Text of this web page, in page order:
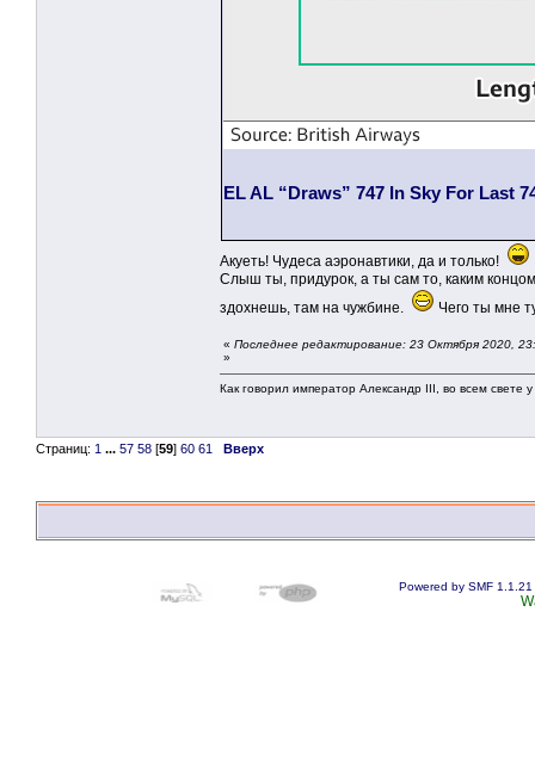
EL AL “Draws” 747 In Sky For Last
Акуеть! Чудеса аэронавтики, да и только!
Слыш ты, придурок, а ты сам то, каким
здохнешь, там на чужбине.
Чего ты мне
« Последнее редактирование: 23 Октября 2020,
»
Как говорил император Александр III, во всем
Страниц: 1 ... 57 58 [59] 60 61 Вверх
Powered by SMF 1.1.21